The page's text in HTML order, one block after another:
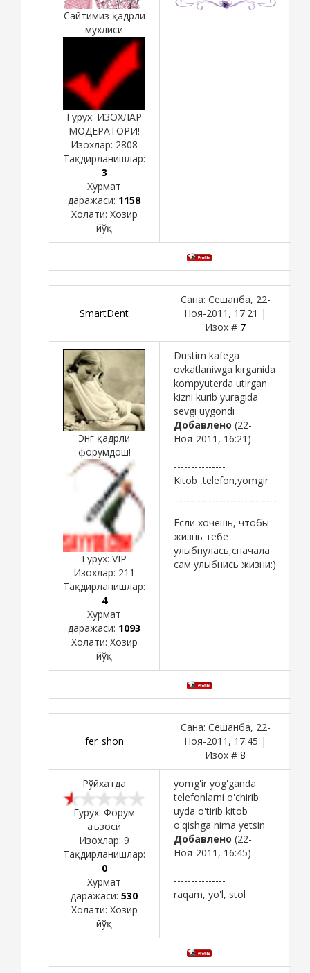
Сайтимиз қадрли
мухлиси
Гурух: ИЗОХЛАР
МОДЕРАТОРИ!
Изохлар: 2808
Тақдирланишлар:
3
Хурмат
даражаси: 1158
Холати: Хозир
йўқ
SmartDent
Сана: Сешанба, 22-
Ноя-2011, 17:21 |
Изох # 7
Энг қадрли
форумдош!
Гурух: VIP
Изохлар: 211
Тақдирланишлар:
4
Хурмат
даражаси: 1093
Холати: Хозир
йўқ
Dustim kafega
ovkatlaniwga kirganida
kompyuterda utirgan
kizni kurib yuragida
sevgi uygondi
Добавлено (22-
Ноя-2011, 16:21)
------------------------------
---------------
Kitob ,telefon,yomgir
Если хочешь, чтобы
жизнь тебе
улыбнулась,сначала
сам улыбнись жизни:)
fer_shon
Сана: Сешанба, 22-
Ноя-2011, 17:45 |
Изох # 8
Рўйхатда
Гурух: Форум
аъзоси
Изохлар: 9
Тақдирланишлар:
0
Хурмат
даражаси: 530
Холати: Хозир
йўқ
yomg'ir yog'ganda
telefonlarni o'chirib
uyda o'tirib kitob
o'qishga nima yetsin
Добавлено (22-
Ноя-2011, 16:45)
------------------------------
---------------
raqam, yo'l, stol